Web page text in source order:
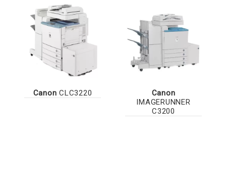
Canon CLC3220
Canon
IMAGERUNNER
C3200